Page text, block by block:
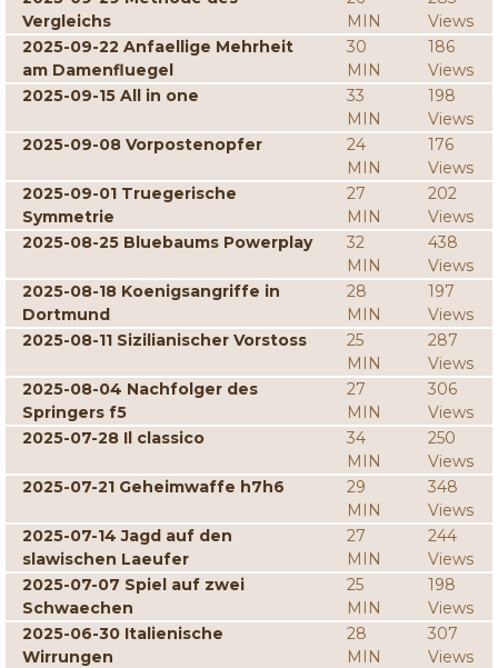
Vergleichs
MIN
Views
2025-09-22 Anfaellige Mehrheit
am Damenfluegel
30
MIN
186
Views
2025-09-15 All in one
33
MIN
198
Views
2025-09-08 Vorpostenopfer
24
MIN
176
Views
2025-09-01 Truegerische
Symmetrie
27
MIN
202
Views
2025-08-25 Bluebaums Powerplay
32
MIN
438
Views
2025-08-18 Koenigsangriffe in
Dortmund
28
MIN
197
Views
2025-08-11 Sizilianischer Vorstoss
25
MIN
287
Views
2025-08-04 Nachfolger des
Springers f5
27
MIN
306
Views
2025-07-28 Il classico
34
MIN
250
Views
2025-07-21 Geheimwaffe h7h6
29
MIN
348
Views
2025-07-14 Jagd auf den
slawischen Laeufer
27
MIN
244
Views
2025-07-07 Spiel auf zwei
Schwaechen
25
MIN
198
Views
2025-06-30 Italienische
Wirrungen
28
MIN
307
Views